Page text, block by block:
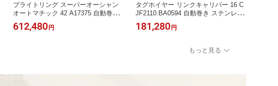
ブライトリング スーパーオーシャン
オートマチック 42 A17375 自動巻き
ステンレススティール メンズ BREIT
LING 【中古】 【時計】
612,480円
タグホイヤー リンクキャリバー 16 C
JF2110.BA0594 自動巻き ステンレス
スティール メンズ TAG HEUER 【中
古】 【時計】
181,280円
もっと見る